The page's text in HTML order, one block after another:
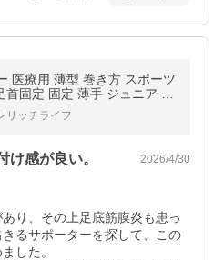
型 巻き方 スポーツ
首固定 固定 薄手 ジュニア お
ケ サッカー 足底筋膜炎 扁
リッチライフ
け感が良い。 2026/4/30
り、その上足底筋膜炎も患っ
るサポーターを探して、この
した。